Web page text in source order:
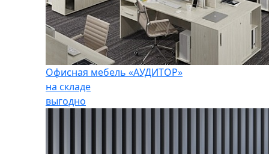
Офисная мебель «АУДИТОР»
на складе
выгодно